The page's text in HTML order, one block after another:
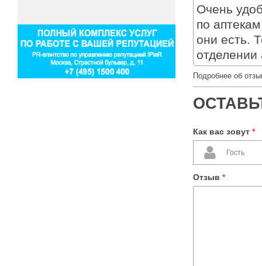
Очень
по
они есть.
отделении
Подробнее об
Как вас зовут *
Отзыв *